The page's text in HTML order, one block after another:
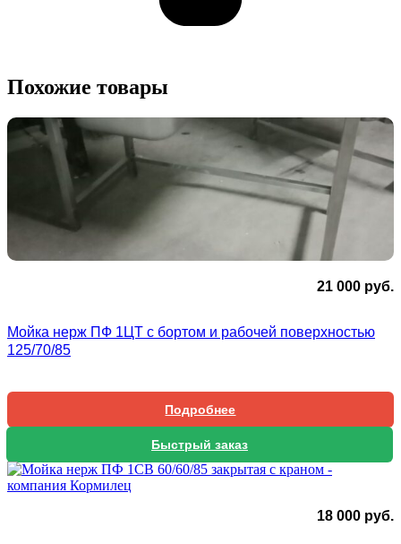
Похожие товары
21 000 руб.
Мойка нерж ПФ 1ЦТ с бортом и рабочей поверхностью
125/70/85
Подробнее
Быстрый заказ
18 000 руб.